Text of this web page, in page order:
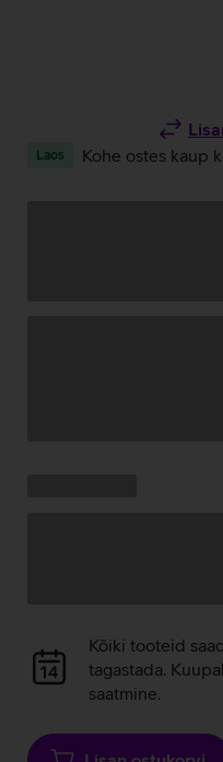
Laos Kohe ostes kaup
Andmete
laadimine
Kõiki tooteid saad
tagastada.
saatmine.